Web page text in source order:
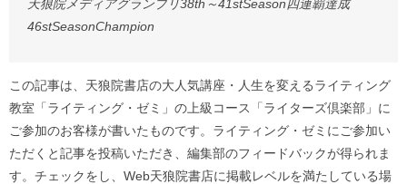
天狼院メディアグランプリ38th～41stSeason四連覇達成
46stSeasonChampion
この記事は、天狼院書店の大人気講座・人生を変えるライティング
教室「ライティング・ゼミ」の上級コース「ライターズ倶楽部」に
ご参加のお客様が書いたものです。ライティング・ゼミにご参加い
ただくと記事を投稿いただき、編集部のフィードバックが得られま
す。チェックをし、Web天狼院書店に掲載レベルを満たしている場